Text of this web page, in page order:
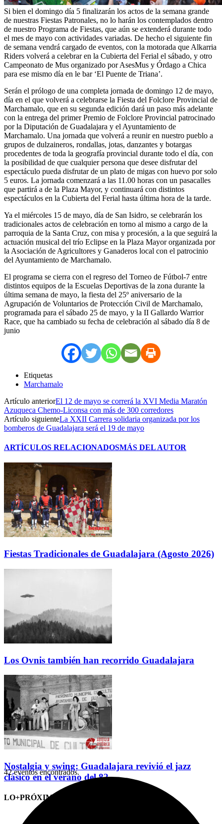
Si bien el domingo día 5 finalizarán los actos de la semana grande
de nuestras Fiestas Patronales, no lo harán los contemplados dentro
de nuestro Programa de Fiestas, que aún se extenderá durante todo
el mes de mayo con actividades variadas. De hecho el siguiente fin
de semana vendrá cargado de eventos, con la motorada que Alkarria
Riders volverá a celebrar en la Cubierta del Ferial el sábado, y otro
Campeonato de Mus organizado por AsesMus y Órdago a Chica
para ese mismo día en le bar ‘El Puente de Triana’.
Serán el prólogo de una completa jornada de domingo 12 de mayo,
día en el que volverá a celebrarse la Fiesta del Folclore Provincial de
Marchamalo, que en su segunda edición dará un paso más adelante
con la entrega del primer Premio de Folclore Provincial patrocinado
por la Diputación de Guadalajara y el Ayuntamiento de
Marchamalo. Una jornada que volverá a reunir en nuestro pueblo a
grupos de dulzaineros, rondallas, jotas, danzantes y botargas
procedentes de toda la geografía provincial durante todo el día, con
la posibilidad de que cualquier persona que desee disfrutar del
espectáculo pueda disfrutar de un plato de migas con huevo por solo
5 euros. La jornada comenzará a las 11.00 horas con un pasacalles
que partirá a de la Plaza Mayor, y continuará con distintos
espectáculos en la Cubierta del Ferial hasta última hora de la tarde.
Ya el miércoles 15 de mayo, día de San Isidro, se celebrarán los
tradicionales actos de celebración en torno al mismo a cargo de la
parroquia de la Santa Cruz, con misa y procesión, a la que seguirá la
actuación musical del trío Eclipse en la Plaza Mayor organizada por
la Asociación de Agricultores y Ganaderos local con el patrocinio
del Ayuntamiento de Marchamalo.
El programa se cierra con el regreso del Torneo de Fútbol-7 entre
distintos equipos de la Escuelas Deportivas de la zona durante la
última semana de mayo, la fiesta del 25º aniversario de la
Agrupación de Voluntarios de Protección Civil de Marchamalo,
programada para el sábado 25 de mayo, y la II Gallardo Warrior
Race, que ha cambiado su fecha de celebración al sábado día 8 de
junio
Etiquetas
Marchamalo
Artículo anteriorEl 12 de mayo se correrá la XVI Media Maratón
Azuqueca Chemo-Liconsa con más de 300 corredores
Artículo siguienteLa XXII Carrera solidaria organizada por los
bomberos de Guadalajara será el 19 de mayo
ARTÍCULOS RELACIONADOSMÁS DEL AUTOR
Fiestas Tradicionales de Guadalajara (Agosto 2026)
Los Ovnis también han recorrido Guadalajara
Nostalgia y swing: Guadalajara revivió el jazz
clásico en el verano del 82
LO+PRÓXIMO (CITAS)
42 eventos encontrados.